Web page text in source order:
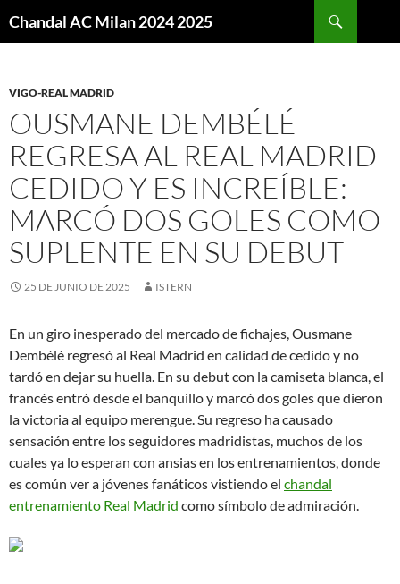
Chandal AC Milan 2024 2025
VIGO-REAL MADRID
OUSMANE DEMBÉLÉ
REGRESA AL REAL MADRID
CEDIDO Y ES INCREÍBLE:
MARCÓ DOS GOLES COMO
SUPLENTE EN SU DEBUT
25 DE JUNIO DE 2025 ISTERN
En un giro inesperado del mercado de fichajes, Ousmane
Dembélé regresó al Real Madrid en calidad de cedido y no
tardó en dejar su huella. En su debut con la camiseta blanca, el
francés entró desde el banquillo y marcó dos goles que dieron
la victoria al equipo merengue. Su regreso ha causado
sensación entre los seguidores madridistas, muchos de los
cuales ya lo esperan con ansias en los entrenamientos, donde
es común ver a jóvenes fanáticos vistiendo el chandal
entrenamiento Real Madrid como símbolo de admiración.